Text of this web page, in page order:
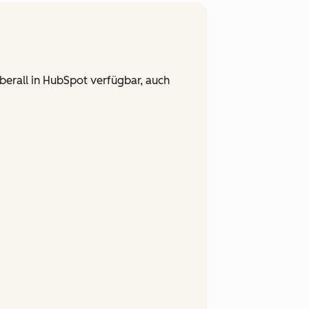
in HubSpot verfügbar, auch